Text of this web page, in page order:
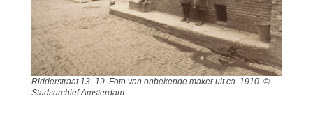
Ridderstraat 13- 19. Foto van onbekende maker uit ca. 1910. ©
Stadsarchief Amsterdam